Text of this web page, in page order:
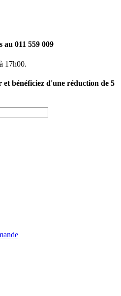
au 011 559 009
17h00.
et bénéficiez d'une réduction de 5